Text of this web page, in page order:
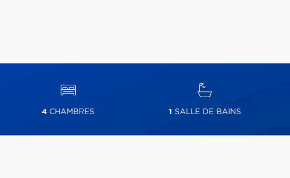
4 CHAMBRES 1 SALLE DE BAINS